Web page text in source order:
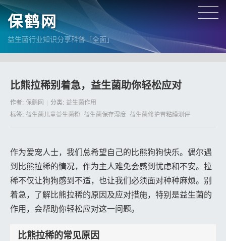
保鹤网
益生菌行业知识分享科普「全面」
比熊拉稀别着急，益生菌助你轻松应对
作者: 保鹤网 分类: 益生菌作用
标签: 益生菌儿童益生菌粉 益生菌保存湿度 益生菌修护胃粘膜测评
作为爱宠人士，我们总希望自己的比熊狗狗快乐。偶尔遇
到比熊拉稀的情况，作为主人难免会感到忧虑和不安。拉
稀不仅让狗狗感到不适，也让我们必须面对种种麻烦。别
着急，了解比熊拉稀的原因及应对措施，特别是益生菌的
作用，会帮助你轻松应对这一问题。
比熊拉稀的常见原因